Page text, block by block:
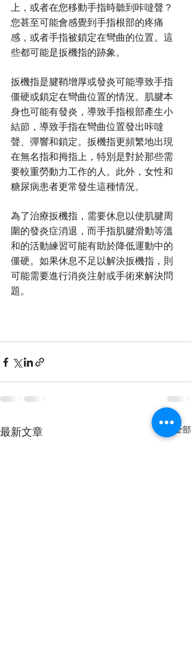
上，或者在您移動手指時聽到咔噠聲？
您甚至可能會感覺到手指根部的疼痛
感，或者手指被鎖定在彎曲的位置。這
些都可能是扳機指的跡象。
扳機指是腱鞘增厚或發炎可能導致手指
僵硬或鎖定在彎曲位置的情況。肌腱本
身也可能有發炎，導致手指根部產生小
結節，導致手指在彎曲位置發出咔噠
聲、彈響和鎖定。扳機指更頻繁地出現
在無名指和拇指上，特別是對於那些需
要較重勞動力工作的人。此外，女性和
糖尿病患者更常發生這種情況。
為了治療扳機指，需要休息以使肌腱周
圍的發炎症消退，而手指肌腱滑動等溫
和的活動練習可能有助於降低運動中的
僵硬。如果休息不足以解決扳機指，則
可能需要進行消炎注射或手術來解決問
題。
最新文章 查看全部